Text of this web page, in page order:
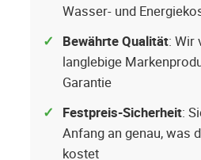
Wasser- und
Bewährte Qualität: Wir
langlebige
Garantie
Festpreis-Sicherheit:
Anfang an genau, was
kostet